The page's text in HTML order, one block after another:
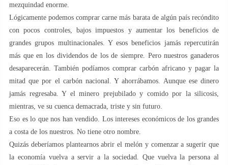
mezquindad enorme.
Lógicamente podemos comprar carne más barata de algún país recóndito
con pocos controles, bajos impuestos y aumentar los beneficios de
grandes grupos multinacionales. Y esos beneficios jamás repercutirán
más que en los dividendos de los de siempre. Pero nuestros ganaderos
desaparecerán. También podíamos comprar carbón africano y pagar la
mitad que por el carbón nacional. Y ahorrábamos. Aunque ese dinero
jamás regresaba. Y el minero prejubilado y comido por la silicosis,
mientras, ve su cuenca demacrada, triste y sin futuro.
Eso es lo que nos han vendido. Los intereses económicos de los grandes
a costa de los nuestros. No tiene otro nombre.
Quizás deberíamos plantearnos abrir el melón y comenzar a sugerir que
la economía vuelva a servir a la sociedad. Que vuelva la persona al